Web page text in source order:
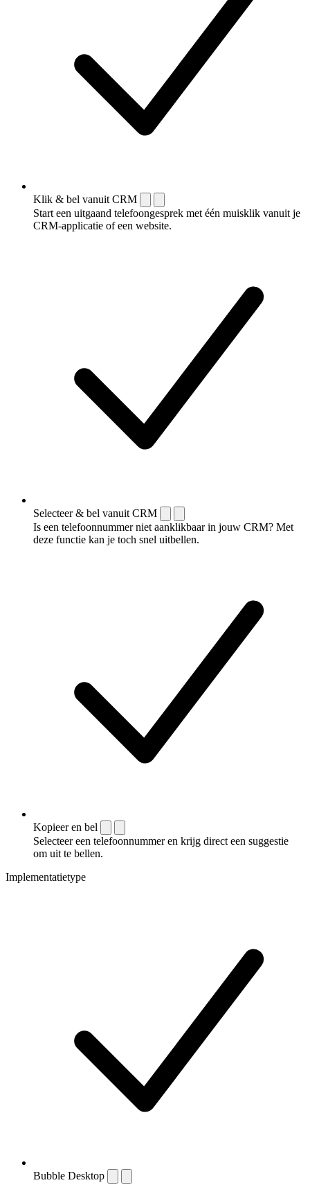
Klik & bel vanuit CRM
Start een uitgaand telefoongesprek met één muisklik vanuit je
CRM-applicatie of een website.
Selecteer & bel vanuit CRM
Is een telefoonnummer niet aanklikbaar in jouw CRM? Met
deze functie kan je toch snel uitbellen.
Kopieer en bel
Selecteer een telefoonnummer en krijg direct een suggestie
om uit te bellen.
Implementatietype
Bubble Desktop